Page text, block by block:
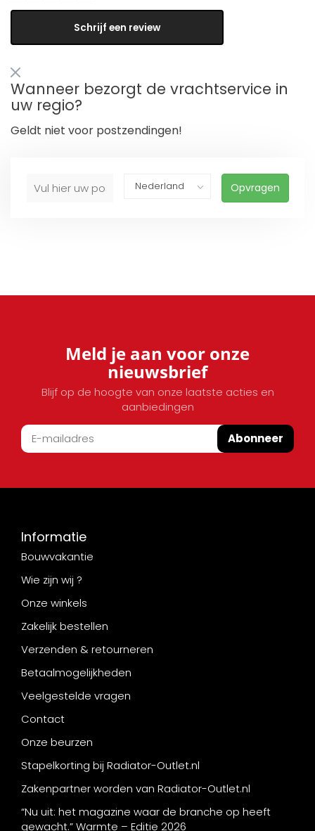
Schrijf een review
Wanneer bezorgt de vrachtservice in
uw regio?
Geldt niet voor postzendingen!
Opvragen
Meld je aan voor onze
nieuwsbrief
Blijf op de hoogte van onze laatste acties en
aanbiedingen
Abonneer
Informatie
Bouwvakantie
Wie zijn wij ?
Onze winkels
Zakelijk bestellen
Verzenden & retourneren
Betaalmogelijkheden
Veelgestelde vragen
Contact
Onze beurzen
Stapelkorting bij Radiator-Outlet.nl
Zakenpartner worden van Radiator-Outlet.nl
“Nu uit: het magazine waar de branche op heeft
gewacht.” Warmte – Editie 2026